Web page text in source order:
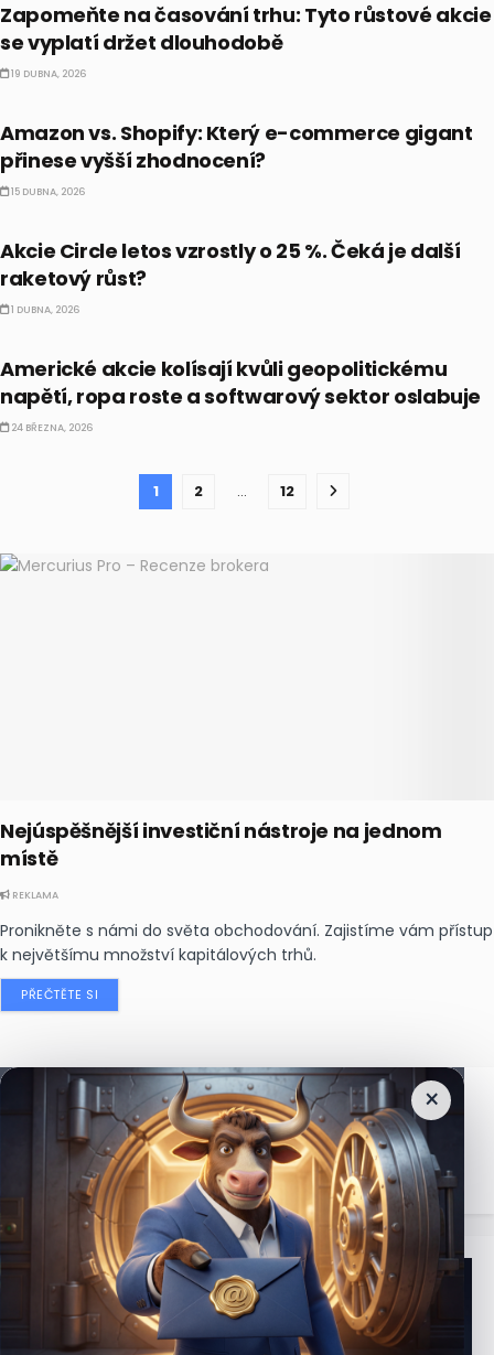
Zapomeňte na časování trhu: Tyto růstové akcie
se vyplatí držet dlouhodobě
19 DUBNA, 2026
Amazon vs. Shopify: Který e-commerce gigant
přinese vyšší zhodnocení?
15 DUBNA, 2026
Akcie Circle letos vzrostly o 25 %. Čeká je další
raketový růst?
1 DUBNA, 2026
Americké akcie kolísají kvůli geopolitickému
napětí, ropa roste a softwarový sektor oslabuje
24 BŘEZNA, 2026
1 2 … 12
Nejúspěšnější investiční nástroje na jednom
místě
REKLAMA
Pronikněte s námi do světa obchodování. Zajistíme vám přístup
k největšímu množství kapitálových trhů.
PŘEČTĚTE SI
×
Nejčtenějšízprávy